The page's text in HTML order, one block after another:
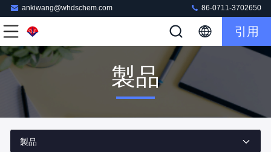
ankiwang@whdschem.com 86-0711-3702650
引用
製品
製品